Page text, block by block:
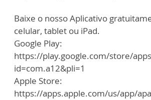
Baixe o nosso Aplicativo
celular, tablet ou iPad.
Google Play:
https://play.google.com/store/
id=com.a12&pli=1
Apple Store:
https://apps.apple.com/us/app/